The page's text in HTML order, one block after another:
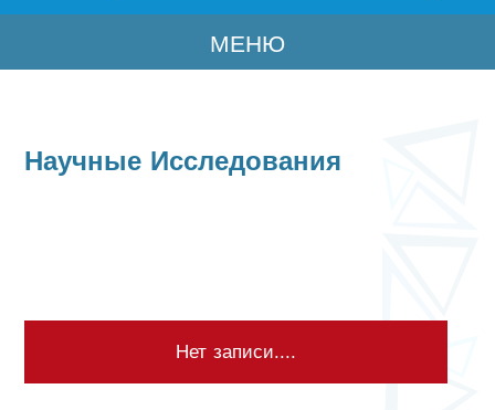
МЕНЮ
Научные Исследования
Нет записи....